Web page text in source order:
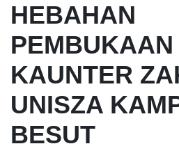
HEBAHAN
PEMBUKAAN
KAUNTER
UNISZA
BESUT